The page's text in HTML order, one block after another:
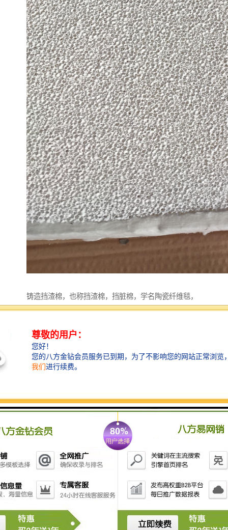
铸造挡渣棉，也称挡渣棉，挡脏棉，学名陶瓷纤维毯，
陶盾毯。铸造浇注时挡渣棉始终在浇包口处形成一条不
挡渣棉有好的隔热、保温、遮光、防作用，使用挡渣棉
******了钢铁水浇注的纯净度和浇注过程的安全性，浇
注完毕挡渣棉一扒即落